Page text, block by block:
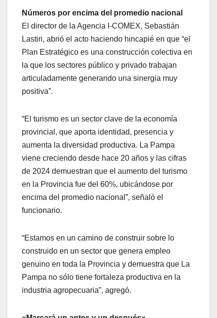
Números por encima del promedio nacional
El director de la Agencia I-COMEX, Sebastián
Lastiri, abrió el acto haciendo hincapié en que “el
Plan Estratégico es una construcción colectiva en
la que los sectores público y privado trabajan
articuladamente generando una sinergia muy
positiva”.
“El turismo es un sector clave de la economía
provincial, que aporta identidad, presencia y
aumenta la diversidad productiva. La Pampa
viene creciendo desde hace 20 años y las cifras
de 2024 demuestran que el aumento del turismo
en la Provincia fue del 60%, ubicándose por
encima del promedio nacional”, señaló el
funcionario.
“Estamos en un camino de construir sobre lo
construido en un sector que genera empleo
genuino en toda la Provincia y demuestra que La
Pampa no sólo tiene fortaleza productiva en la
industria agropecuaria”, agregó.